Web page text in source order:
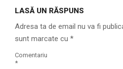
LASĂ UN RĂSPUNS
Adresa ta de email nu va fi
sunt marcate cu *
Comentariu
*